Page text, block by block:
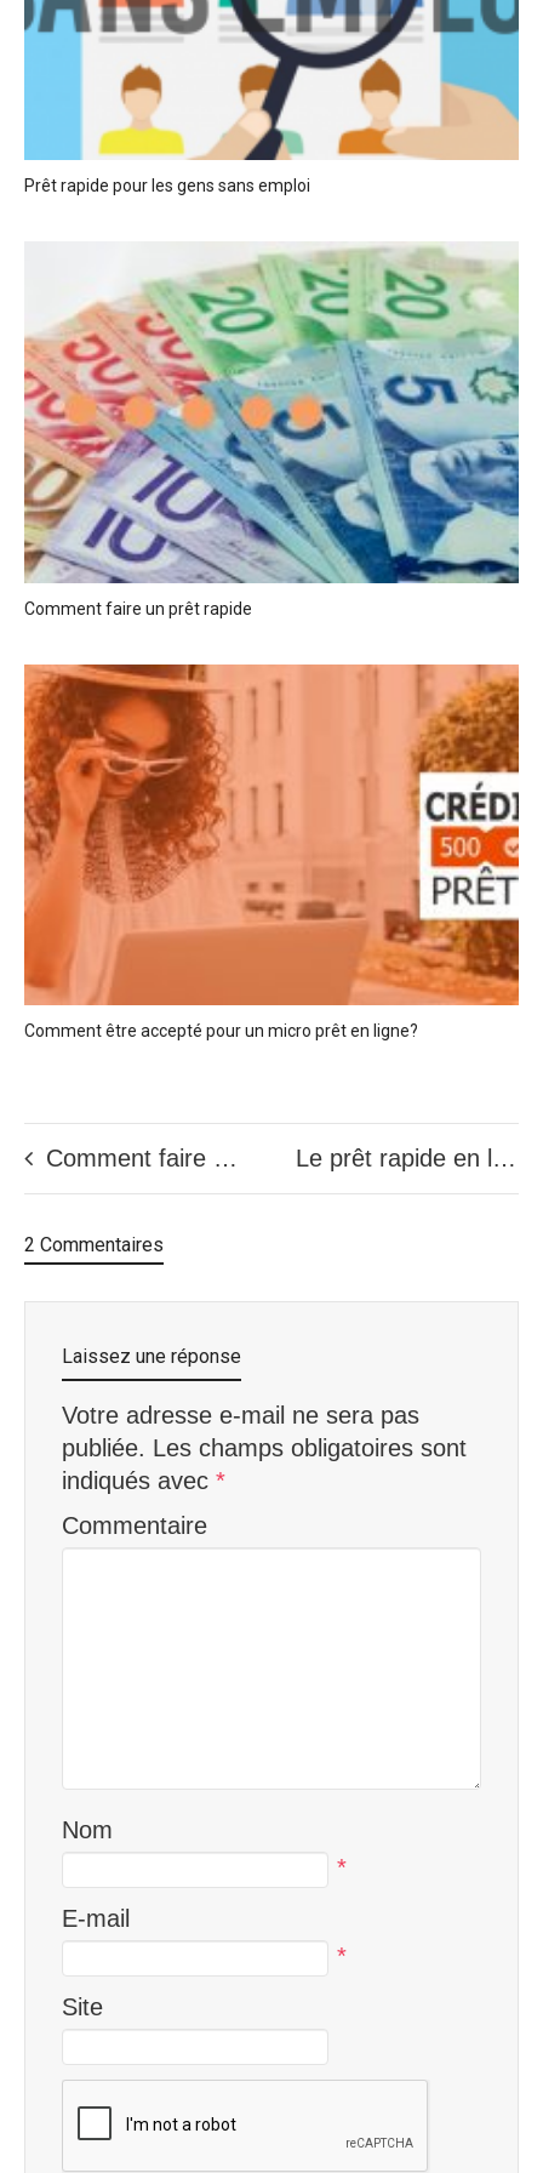
Prêt rapide pour les gens sans emploi
Comment faire un prêt rapide
Comment être accepté pour un micro prêt en ligne?
Comment faire un prêt rapide à Montréal Le prêt rapide en ligne pour les gens avec une mauvais cote de crédit
2 Commentaires
Laissez une réponse
Votre adresse e-mail ne sera pas
publiée. Les champs obligatoires sont
indiqués avec *
Commentaire
Nom
*
E-mail
*
Site